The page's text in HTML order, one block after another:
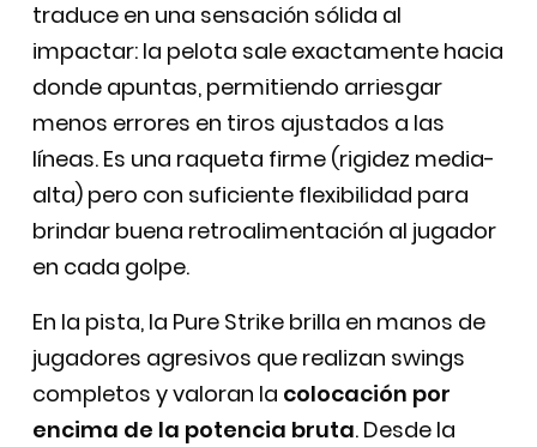
traduce en una sensación sólida al
impactar: la pelota sale exactamente hacia
donde apuntas, permitiendo arriesgar
menos errores en tiros ajustados a las
líneas. Es una raqueta firme (rigidez media-
alta) pero con suficiente flexibilidad para
brindar buena retroalimentación al jugador
en cada golpe.
En la pista, la Pure Strike brilla en manos de
jugadores agresivos que realizan swings
completos y valoran la colocación por
encima de la potencia bruta. Desde la